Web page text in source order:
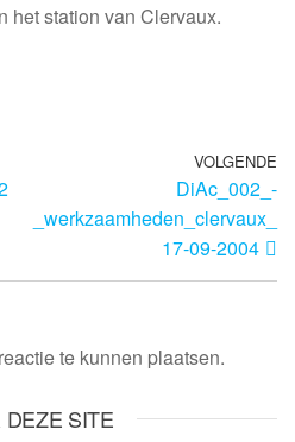
het station van Clervaux.
VOLGENDE
DiAc_002_-
_werkzaamheden_clervaux_
17-09-2004
te kunnen plaatsen.
DEZE SITE